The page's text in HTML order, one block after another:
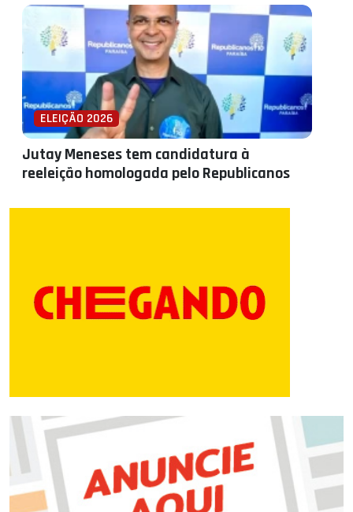
ELEIÇÃO 2026
Jutay Meneses tem candidatura à
reeleição homologada pelo Republicanos